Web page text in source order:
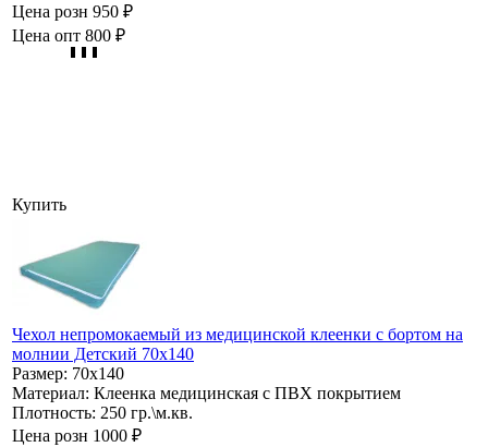
Цена розн 950 ₽
Цена опт 800 ₽
Купить
Чехол непромокаемый из медицинской клеенки с бортом на
молнии Детский 70х140
Размер: 70х140
Материал: Клеенка медицинская с ПВХ покрытием
Плотность: 250 гр.\м.кв.
Цена розн 1000 ₽